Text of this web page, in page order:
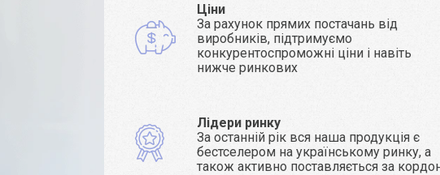
Ціни
За рахунок прямих постачань від
виробників, підтримуємо
конкурентоспроможні ціни і навіть
нижче ринкових
Лідери ринку
За останній рік вся наша продукція є
бестселером на українському ринку, а
також активно поставляється за